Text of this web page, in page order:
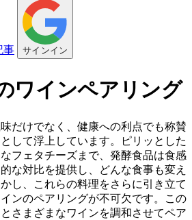
事 サインイン
ワインペアリング
だけでなく、健康への利点でも称賛
して浮上しています。ピリッとした
フェタチーズまで、発酵食品は食感
な対比を提供し、どんな食事も変え
し、これらの料理をさらに引き立て
ンのペアリングが不可欠です。この
さまざまなワインを調和させてペア